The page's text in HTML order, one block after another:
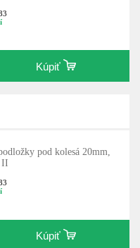
Kúpiť
pod kolesá 20mm,
II
Kúpiť